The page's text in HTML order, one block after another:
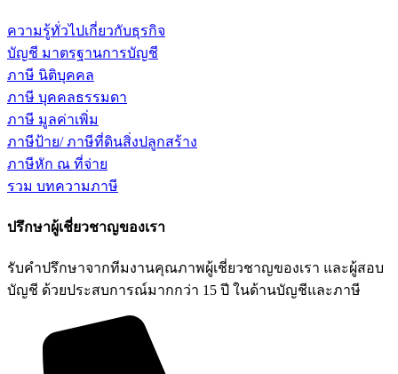
ความรู้ทั่วไปเกี่ยวกับธุรกิจ
บัญชี มาตรฐานการบัญชี
ภาษี นิติบุคคล
ภาษี บุคคลธรรมดา
ภาษี มูลค่าเพิ่ม
ภาษีป้าย/ ภาษีที่ดินสิ่งปลูกสร้าง
ภาษีหัก ณ ที่จ่าย
รวม บทความภาษี
ปรึกษาผู้เชี่ยวชาญของเรา
รับคำปรึกษาจากทีมงานคุณภาพผู้เชี่ยวชาญของเรา และผู้สอบ
บัญชี ด้วยประสบการณ์มากกว่า 15 ปี ในด้านบัญชีและภาษี